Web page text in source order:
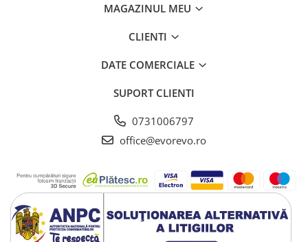
Glucometre
Ingrijire personala
Perne si paturi electrice
Perne ortopedice
MAGAZINUL MEU
CLIENTI
DATE COMERCIALE
SUPORT CLIENTI
0731006797
office@evorevo.ro